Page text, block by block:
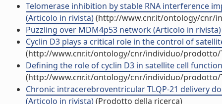
Telomerase inhibition by stable RNA interference
(Articolo in rivista)(http://www.cnr.it/ontology/cnr/
Puzzling over MDM4p53 network (Articolo in rivista)
Cyclin D3 plays a critical role in the control of
(http://www.cnr.it/ontology/cnr/individuo/prodotto/
Defining the role of cyclin D3 in satellite cell
(http://www.cnr.it/ontology/cnr/individuo/prodotto/
Chronic intracerebroventricular TLQP-21 delivery
(Articolo in rivista)(Prodotto della ricerca)